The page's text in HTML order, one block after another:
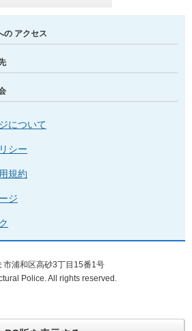
の アクセス
について
シー
規約
ジ
浦和区高砂3丁目15番1号
Police. All rights reserved.